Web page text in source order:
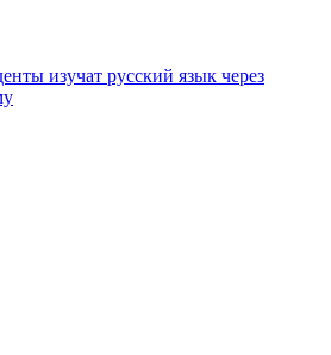
изучат русский язык через